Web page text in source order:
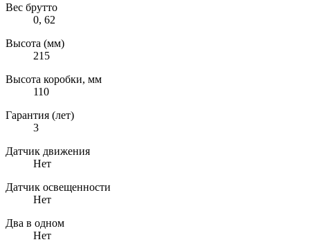
Вес брутто
0, 62
Высота (мм)
215
Высота коробки, мм
110
Гарантия (лет)
3
Датчик движения
Нет
Датчик освещенности
Нет
Два в одном
Нет